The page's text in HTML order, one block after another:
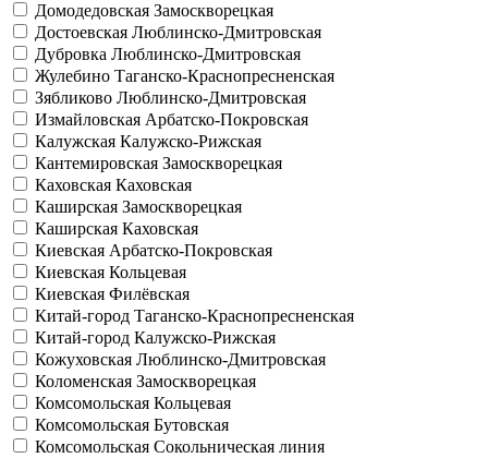
Домодедовская Замоскворецкая
Достоевская Люблинско-Дмитровская
Дубровка Люблинско-Дмитровская
Жулебино Таганско-Краснопресненская
Зябликово Люблинско-Дмитровская
Измайловская Арбатско-Покровская
Калужская Калужско-Рижская
Кантемировская Замоскворецкая
Каховская Каховская
Каширская Замоскворецкая
Каширская Каховская
Киевская Арбатско-Покровская
Киевская Кольцевая
Киевская Филёвская
Китай-город Таганско-Краснопресненская
Китай-город Калужско-Рижская
Кожуховская Люблинско-Дмитровская
Коломенская Замоскворецкая
Комсомольская Кольцевая
Комсомольская Бутовская
Комсомольская Сокольническая линия